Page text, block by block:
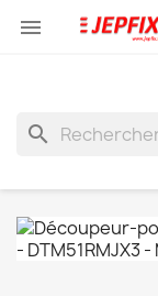

search